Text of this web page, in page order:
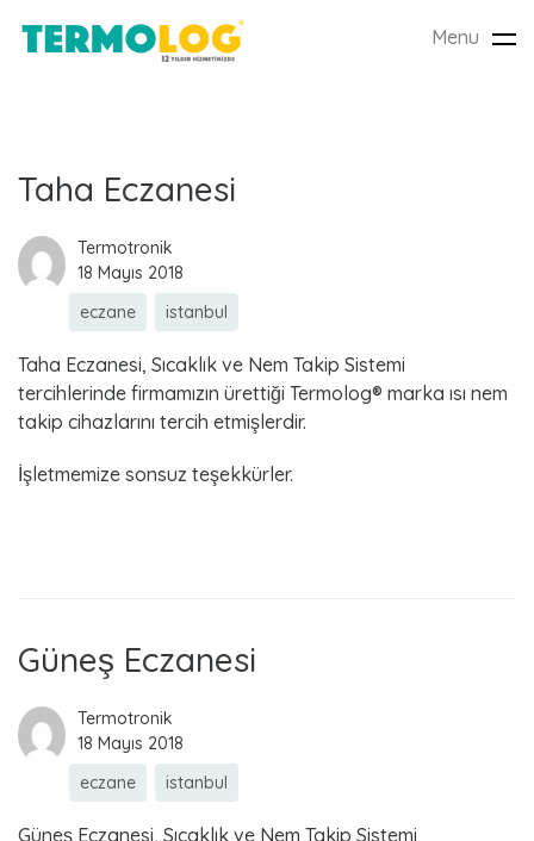
Menu
E
t
i
k
e
t
:
z
a
n
e
Taha Eczanesi
Termotronik
18 Mayıs 2018
eczane
istanbul
Taha Eczanesi, Sıcaklık ve Nem Takip Sistemi
tercihlerinde firmamızın ürettiği Termolog® marka ısı nem
takip cihazlarını tercih etmişlerdir.
İşletmemize sonsuz teşekkürler.
Güneş Eczanesi
Termotronik
18 Mayıs 2018
eczane
istanbul
Güneş Eczanesi, Sıcaklık ve Nem Takip Sistemi